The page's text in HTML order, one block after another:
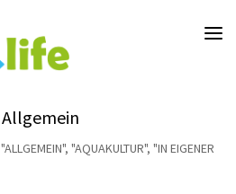
Leben
Allgemein
ALLGEMEIN , AQUAKULTUR , IN EIGENER